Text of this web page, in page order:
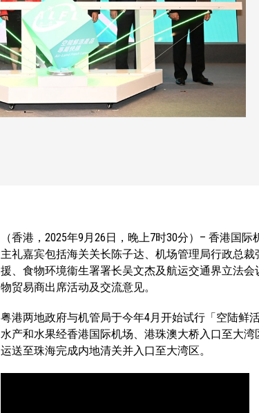
（香港，2025年9月26日，晚上7时30分）– 香港国
主礼嘉宾包括海关关长陈子达、机场管理局行政总
援、食物环境衞生署署长吴文杰及航运交通界立法
物贸易商出席活动及交流意见。
粤港两地政府与机管局于今年4月开始试行「空陆鲜
水产和水果经香港国际机场、港珠澳大桥入口至大
运送至珠海完成内地清关并入口至大湾区。